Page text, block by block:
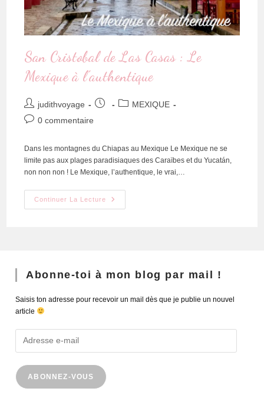
San Cristobal de Las Casas : Le
Mexique à l’authentique
judithvoyage
MEXIQUE
0 commentaire
Dans les montagnes du Chiapas au Mexique Le Mexique ne se
limite pas aux plages paradisiaques des Caraïbes et du Yucatán,
non non non ! Le Mexique, l’authentique, le vrai,…
Continuer La Lecture
Abonne-toi à mon blog par mail !
Saisis ton adresse pour recevoir un mail dès que je publie un nouvel
article
ABONNEZ-VOUS